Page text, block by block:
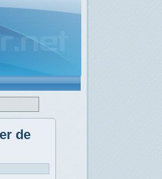
de